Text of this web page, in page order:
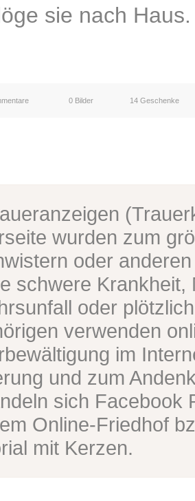
sie nach Haus.
0 Bilder 14 Geschenke
wurden zum
oder
schwere Krankheit,
oder
verwenden
im
und zum
sich Facebook
Online-Friedhof
mit Kerzen.